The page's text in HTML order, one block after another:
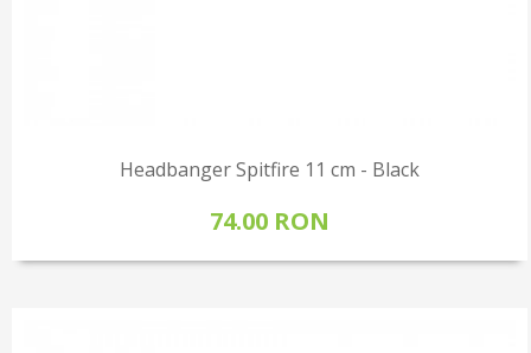
Headbanger Spitfire 11 cm - Black
74.00 RON